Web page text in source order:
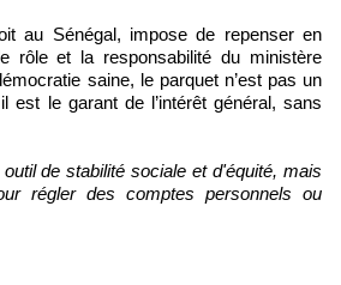
au Sénégal, impose de repenser en
rôle et la responsabilité du ministère
saine, le parquet n’est pas un
est le garant de l’intérêt général, sans
de stabilité sociale et d'équité, mais
régler des comptes personnels ou